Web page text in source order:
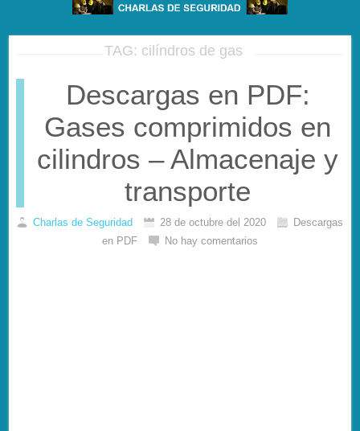
TAG: cilíndros de gas
Descargas en PDF:
Gases comprimidos en
cilindros – Almacenaje y
transporte
Charlas de Seguridad 28 de octubre del 2020
Descargas
en PDF
No hay comentarios